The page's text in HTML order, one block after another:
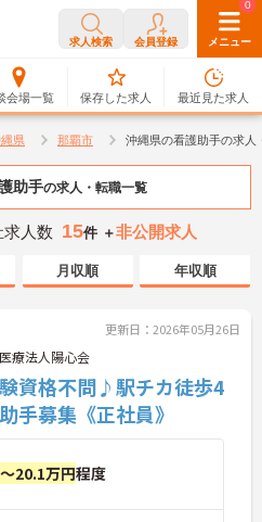
求人検索 会員登録 メニュー
会場一覧
0
保存した求人
0
最近見た求人
県 那覇市 沖縄県の看護助手の求人
助手の求人・転職一覧
求人数 15件 ＋非公開求人
月収順 年収順
更新日：2026年05月26日
医療法人陽心会
験資格不問♪駅チカ徒歩4
手募集《正社員》
20.1万円程度